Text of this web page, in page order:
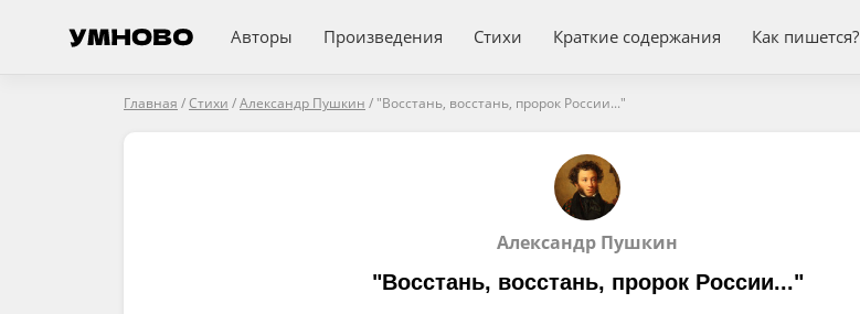
Авторы Произведения Стихи Краткие содержания Как пишется?
Главная /Стихи /Александр Пушкин / "Восстань, восстань, пророк России..."
Александр Пушкин
"Восстань, восстань, пророк России..."